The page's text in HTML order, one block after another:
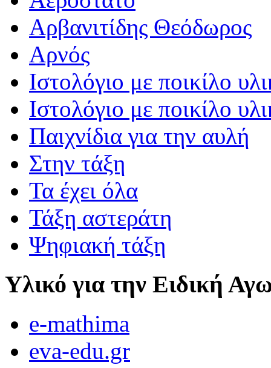
Αρβανιτίδης Θεόδωρος
Αρνός
Ιστολόγιο με ποικίλο
Ιστολόγιο με ποικίλο
Παιχνίδια για την αυλή
Στην τάξη
Τα έχει όλα
Τάξη αστεράτη
Ψηφιακή τάξη
Υλικό για την Ειδική
e-mathima
eva-edu.gr